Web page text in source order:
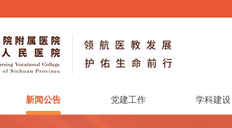
新闻公告 党建工作 学科建设